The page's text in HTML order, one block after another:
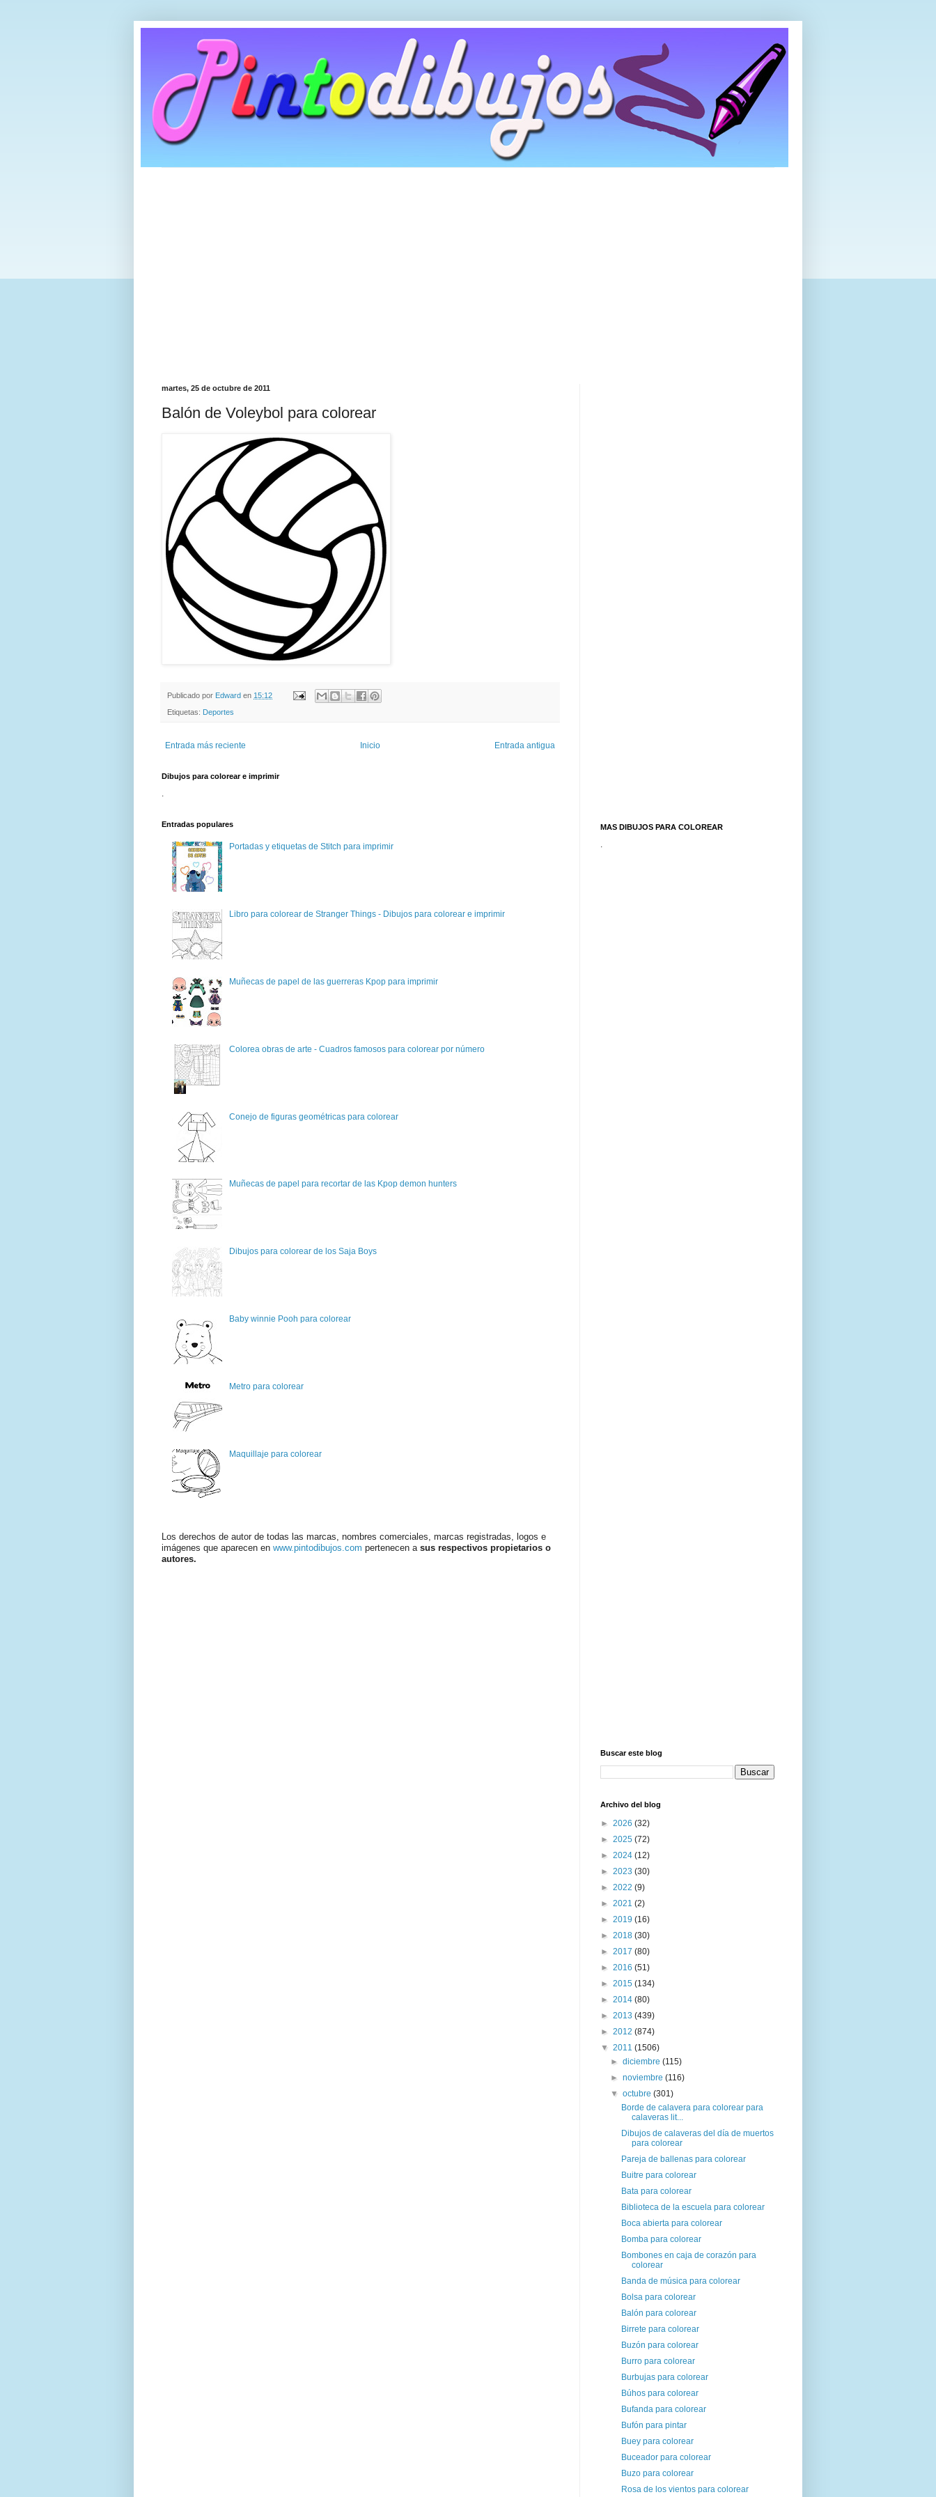
martes, 25 de octubre de 2011
Balón de Voleybol para colorear
Publicado por Edward en 15:12
Etiquetas: Deportes
Entrada más reciente Entrada antigua
Inicio
Dibujos para colorear e imprimir
.
Entradas populares
Portadas y etiquetas de Stitch para imprimir
Libro para colorear de Stranger Things - Dibujos para colorear e imprimir
Muñecas de papel de las guerreras Kpop para imprimir
Colorea obras de arte - Cuadros famosos para colorear por número
Conejo de figuras geométricas para colorear
Muñecas de papel para recortar de las Kpop demon hunters
Dibujos para colorear de los Saja Boys
Baby winnie Pooh para colorear
Metro para colorear
Maquillaje para colorear
Los derechos de autor de todas las marcas, nombres comerciales, marcas registradas, logos e
imágenes que aparecen en www.pintodibujos.com pertenecen a sus respectivos propietarios o
autores.
MAS DIBUJOS PARA COLOREAR
.
Buscar este blog
Archivo del blog
► 2026 (32)
► 2025 (72)
► 2024 (12)
► 2023 (30)
► 2022 (9)
► 2021 (2)
► 2019 (16)
► 2018 (30)
► 2017 (80)
► 2016 (51)
► 2015 (134)
► 2014 (80)
► 2013 (439)
► 2012 (874)
▼ 2011 (1506)
►diciembre(115)
►noviembre(116)
▼octubre(301)
Borde de calavera para colorear para
calaveras lit...
Dibujos de calaveras del día de muertos
para colorear
Pareja de ballenas para colorear
Buitre para colorear
Bata para colorear
Biblioteca de la escuela para colorear
Boca abierta para colorear
Bomba para colorear
Bombones en caja de corazón para
colorear
Banda de música para colorear
Bolsa para colorear
Balón para colorear
Birrete para colorear
Buzón para colorear
Burro para colorear
Burbujas para colorear
Búhos para colorear
Bufanda para colorear
Bufón para pintar
Buey para colorear
Buceador para colorear
Buzo para colorear
Rosa de los vientos para colorear